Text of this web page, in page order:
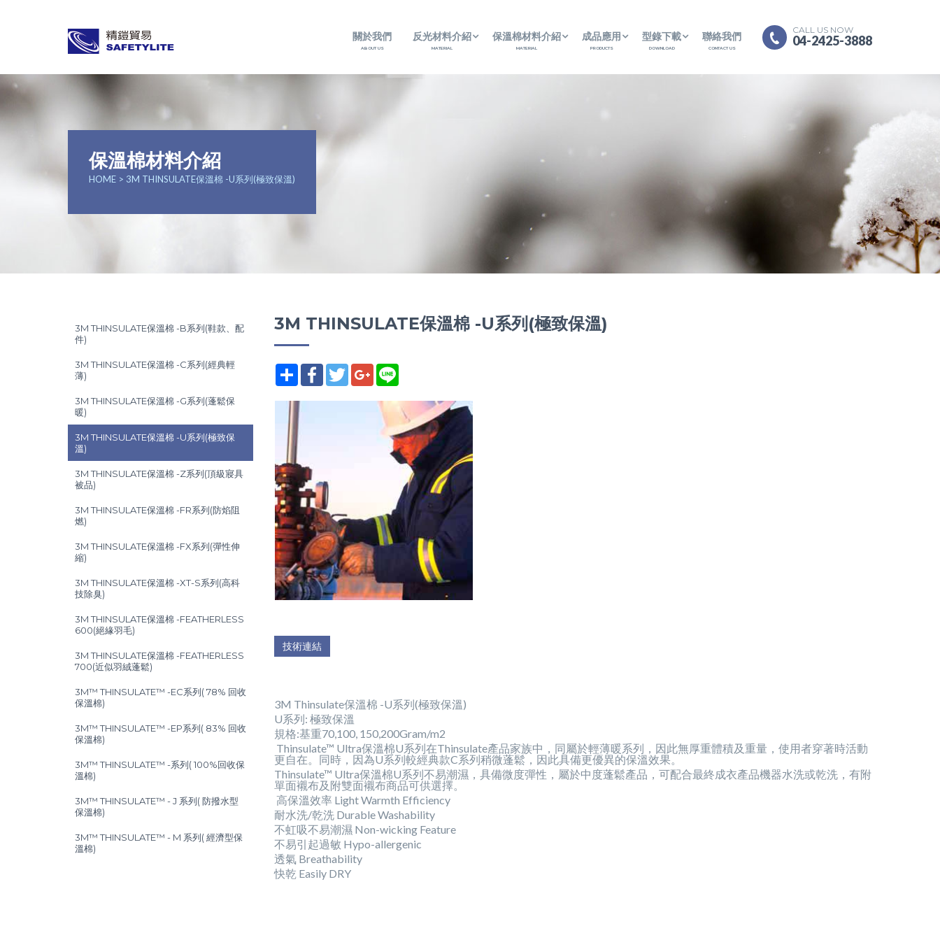
CALL US NOW
04-2425-3888
關於我們
ABOUT US
反光材料介紹
MATERIAL
保溫棉材料介紹
MATERIAL
成品應用
PRODUCTS
型錄下載
DOWNLOAD
聯絡我們
CONTACT US
保溫棉材料介紹
HOME > 3M THINSULATE保溫棉 -U系列(極致保溫)
3M THINSULATE保溫棉 -B系列(鞋款、配
件)
3M THINSULATE保溫棉 -C系列(經典輕
薄)
3M THINSULATE保溫棉 -G系列(蓬鬆保
暖)
3M THINSULATE保溫棉 -U系列(極致保
溫)
3M THINSULATE保溫棉 -Z系列(頂級寢具
被品)
3M THINSULATE保溫棉 -FR系列(防焰阻
燃)
3M THINSULATE保溫棉 -FX系列(彈性伸
縮)
3M THINSULATE保溫棉 -XT-S系列(高科
技除臭)
3M THINSULATE保溫棉 -FEATHERLESS
600(絕緣羽毛)
3M THINSULATE保溫棉 -FEATHERLESS
700(近似羽絨蓬鬆)
3M™ THINSULATE™ -EC系列( 78% 回收
保溫棉)
3M™ THINSULATE™ -EP系列( 83% 回收
保溫棉)
3M™ THINSULATE™ -系列( 100%回收保
溫棉)
3M™ THINSULATE™ - J 系列( 防撥水型
保溫棉)
3M™ THINSULATE™ - M 系列( 經濟型保
溫棉)
3M THINSULATE保溫棉 -U系列(極致保溫)
分享 FacebookTwitterGoogle+
技術連結
3M Thinsulate保溫棉 -U系列(極致保溫)
U系列: 極致保溫
規格:基重70,100, 150,200Gram/m2
Thinsulate™ Ultra保溫棉U系列在Thinsulate產品家族中，同屬於輕薄暖系列，因此無厚重體積及重量，使用者穿著時活動
更自在。同時，因為U系列較經典款C系列稍微蓬鬆，因此具備更優異的保溫效果。
Thinsulate™ Ultra保溫棉U系列不易潮濕，具備微度彈性，屬於中度蓬鬆產品，可配合最終成衣產品機器水洗或乾洗，有附
單面襯布及附雙面襯布商品可供選擇。
高保溫效率 Light Warmth Efficiency
耐水洗/乾洗 Durable Washability
不虹吸不易潮濕 Non-wicking Feature
不易引起過敏 Hypo-allergenic
透氣 Breathability
快乾 Easily DRY